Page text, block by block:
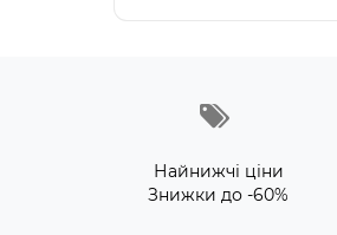
Найнижчі ціни
Знижки до -60%